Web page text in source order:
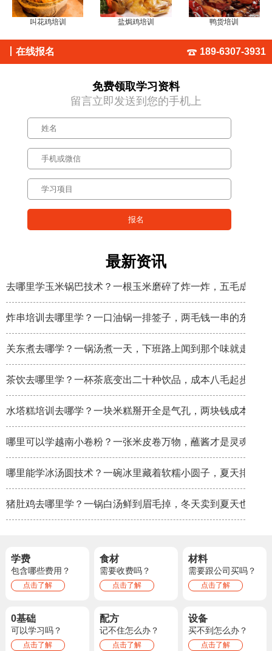
叫花鸡培训 盐焗鸡培训 鸭货培训
在线报名 189-6307-3931
免费领取学习资料
留言立即发送到您的手机上
最新资讯
去哪里学玉米锅巴技术？一根玉米磨碎了炸一炸，五毛成本卖
炸串培训去哪里学？一口油锅一排签子，两毛钱一串的东西炸
关东煮去哪学？一锅汤煮一天，下班路上闻到那个味就走不动
茶饮去哪里学？一杯茶底变出二十种饮品，成本八毛起步
水塔糕培训去哪学？一块米糕掰开全是气孔，两块钱成本卖八
哪里可以学越南小卷粉？一张米皮卷万物，蘸酱才是灵魂
哪里能学冰汤圆技术？一碗冰里藏着软糯小圆子，夏天排队排
猪肚鸡去哪里学？一锅白汤鲜到眉毛掉，冬天卖到夏天也不淡
学费
包含哪些费用？
点击了解
食材
需要收费吗？
点击了解
材料
需要跟公司买吗？
点击了解
0基础
可以学习吗？
点击了解
配方
记不住怎么办？
点击了解
设备
买不到怎么办？
点击了解